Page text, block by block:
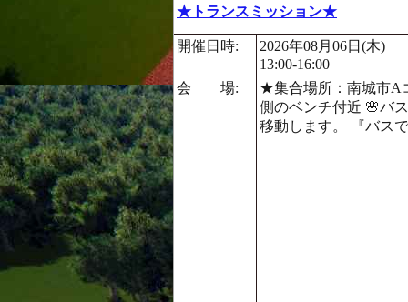
★トランスミッション★
開催日時:
2026年08月06日(木)
13:00-16:00
会 場:
★集合場所：南城市A
側のベンチ付近 🌸バ
移動します。 『バス